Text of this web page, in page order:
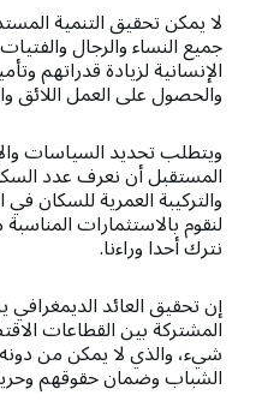
لا يمكن تحقيق التنمية
جميع النساء والرجال
الإنسانية لزيادة قدراتهم
والحصول على العمل اللائق
ويتطلب تحديد السياسات
المستقبل أن نعرف عدد
والتركيبة العمرية للسكان
لنقوم بالاستثمارات
نترك أحدا وراءنا.
إن تحقيق العائد
المشتركة بين القطاعات
شيء، والذي لا يمكن من
الشباب وضمان حقوقهم